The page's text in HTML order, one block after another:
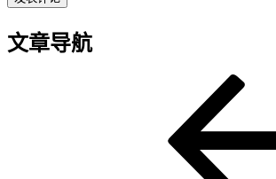
文章导航